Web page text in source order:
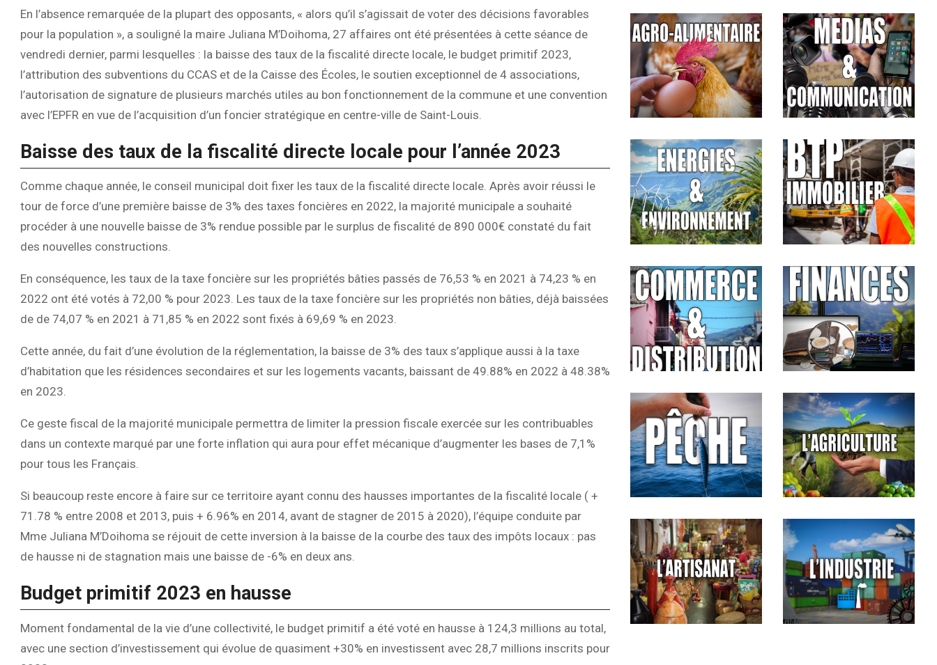
En l’absence remarquée de la plupart des opposants, « alors qu’il s’agissait de voter des décisions favorables
pour la population », a souligné la maire Juliana M’Doihoma, 27 affaires ont été présentées à cette séance de
vendredi dernier, parmi lesquelles : la baisse des taux de la fiscalité directe locale, le budget primitif 2023,
l’attribution des subventions du CCAS et de la Caisse des Écoles, le soutien exceptionnel de 4 associations,
l’autorisation de signature de plusieurs marchés utiles au bon fonctionnement de la commune et une convention
avec l’EPFR en vue de l’acquisition d’un foncier stratégique en centre-ville de Saint-Louis.
Baisse des taux de la fiscalité directe locale pour l’année 2023
Comme chaque année, le conseil municipal doit fixer les taux de la fiscalité directe locale. Après avoir réussi le
tour de force d’une première baisse de 3% des taxes foncières en 2022, la majorité municipale a souhaité
procéder à une nouvelle baisse de 3% rendue possible par le surplus de fiscalité de 890 000€ constaté du fait
des nouvelles constructions.
En conséquence, les taux de la taxe foncière sur les propriétés bâties passés de 76,53 % en 2021 à 74,23 % en
2022 ont été votés à 72,00 % pour 2023. Les taux de la taxe foncière sur les propriétés non bâties, déjà baissées
de de 74,07 % en 2021 à 71,85 % en 2022 sont fixés à 69,69 % en 2023.
Cette année, du fait d’une évolution de la réglementation, la baisse de 3% des taux s’applique aussi à la taxe
d’habitation que les résidences secondaires et sur les logements vacants, baissant de 49.88% en 2022 à 48.38%
en 2023.
Ce geste fiscal de la majorité municipale permettra de limiter la pression fiscale exercée sur les contribuables
dans un contexte marqué par une forte inflation qui aura pour effet mécanique d’augmenter les bases de 7,1%
pour tous les Français.
Si beaucoup reste encore à faire sur ce territoire ayant connu des hausses importantes de la fiscalité locale ( +
71.78 % entre 2008 et 2013, puis + 6.96% en 2014, avant de stagner de 2015 à 2020), l’équipe conduite par
Mme Juliana M’Doihoma se réjouit de cette inversion à la baisse de la courbe des taux des impôts locaux : pas
de hausse ni de stagnation mais une baisse de -6% en deux ans.
Budget primitif 2023 en hausse
Moment fondamental de la vie d’une collectivité, le budget primitif a été voté en hausse à 124,3 millions au total,
avec une section d’investissement qui évolue de quasiment +30% en investissent avec 28,7 millions inscrits pour